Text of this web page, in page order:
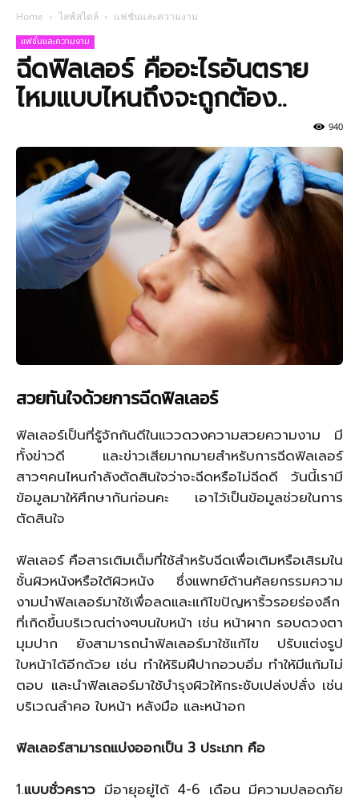
Home ไลฟ์สไตล์ แฟชั่นและความงาม
แฟชั่นและความงาม
ฉีดฟิลเลอร์ คืออะไรอันตราย
ไหมแบบไหนถึงจะถูกต้อง..
940
สวยทันใจด้วยการฉีดฟิลเลอร์
ฟิลเลอร์เป็นที่รู้จักกันดีในแววดวงความสวยความงาม มี
ทั้งข่าวดี และข่าวเสียมากมายสำหรับการฉีดฟิลเลอร์
สาวๆคนไหนกำลังตัดสินใจว่าจะฉีดหรือไม่ฉีดดี วันนี้เรามี
ข้อมูลมาให้ศึกษากันก่อนคะ เอาไว้เป็นข้อมูลช่วยในการ
ตัดสินใจ
ฟิลเลอร์ คือสารเติมเต็มที่ใช้สำหรับฉีดเพื่อเติมหรือเสิรมใน
ชั้นผิวหนังหรือใต้ผิวหนัง ซึ่งแพทย์ด้านศัลยกรรมความ
งามนำฟิลเลอร์มาใช้เพื่อลดและแก้ไขปัญหาริ้วรอยร่องลึก
ที่เกิดขึ้นบริเวณต่างๆบนใบหน้า เช่น หน้าผาก รอบดวงตา
มุมปาก ยังสามารถนำฟิลเลอร์มาใช้แก้ไข ปรับแต่งรูป
ใบหน้าได้อีกด้วย เช่น ทำให้ริมฝีปากอวบอิ่ม ทำให้มีแก้มไม่
ตอบ และนำฟิลเลอร์มาใช้บำรุงผิวให้กระชับเปล่งปลั่ง เช่น
บริเวณลำคอ ใบหน้า หลังมือ และหน้าอก
ฟิลเลอร์สามารถแบ่งออกเป็น 3 ประเภท คือ
1.แบบชั่วคราว มีอายุอยู่ได้ 4-6 เดือน มีความปลอดภัย